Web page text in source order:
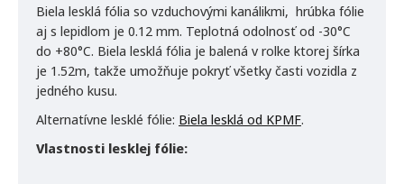
Biela lesklá fólia so vzduchovými kanálikmi, hrúbka fólie
aj s lepidlom je 0.12 mm. Teplotná odolnosť od -30°C
do +80°C. Biela lesklá fólia je balená v rolke ktorej šírka
je 1.52m, takže umožňuje pokryť všetky časti vozidla z
jedného kusu.
Alternatívne lesklé fólie: Biela lesklá od KPMF.
Vlastnosti lesklej fólie: